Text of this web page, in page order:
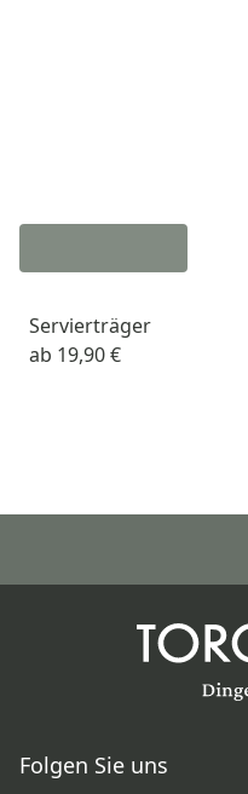
Servierträger
ab 19,90 €
Folgen Sie uns